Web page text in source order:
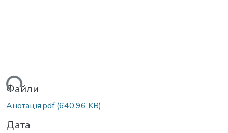
Файли
Анотація.pdf(640,96 KB)
Дата